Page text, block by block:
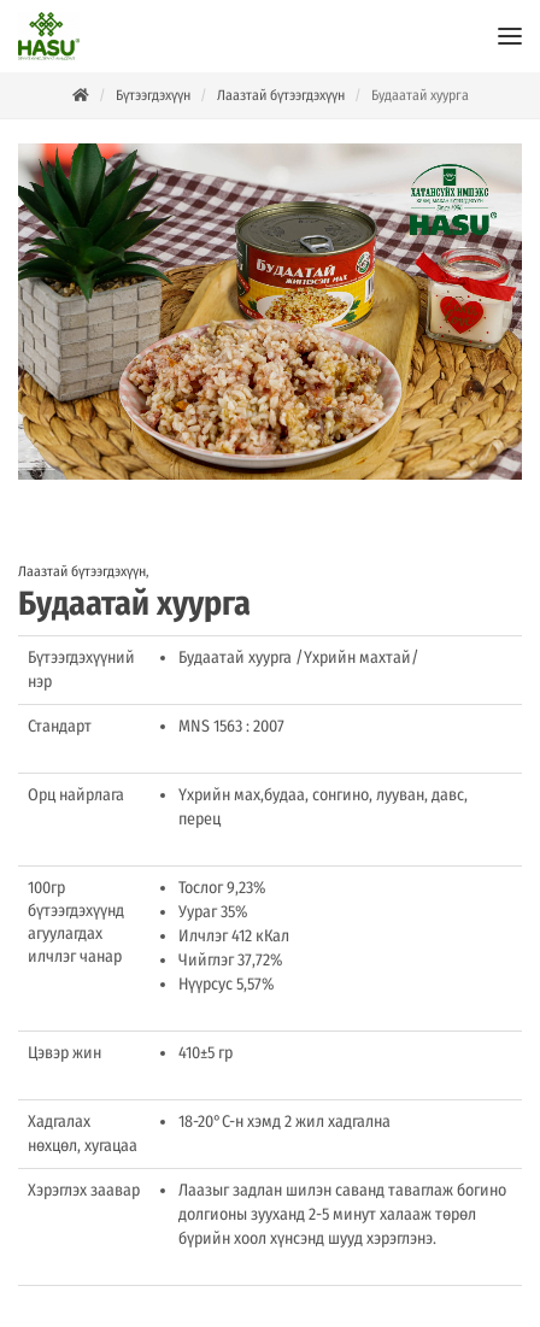
Бүтээгдэхүүн Лаазтай бүтээгдэхүүн Будаатай хуурга
Лаазтай бүтээгдэхүүн,
Будаатай хуурга
Бүтээгдэхүүний
нэр
Будаатай хуурга /Үхрийн махтай/
Стандарт MNS 1563 : 2007
Орц найрлага
Үхрийн мах,будаа, сонгино, лууван, давс,
перец
100гр
бүтээгдэхүүнд
агуулагдах
илчлэг чанар
Тослог 9,23%
Уураг 35%
Илчлэг 412 кКал
Чийглэг 37,72%
Нүүрсус 5,57%
Цэвэр жин 410±5 гр
Хадгалах
нөхцөл, хугацаа
18-20°C-н хэмд 2 жил хадгална
Хэрэглэх заавар
Лаазыг задлан шилэн саванд таваглаж богино
долгионы зууханд 2-5 минут халааж төрөл
бүрийн хоол хүнсэнд шууд хэрэглэнэ.